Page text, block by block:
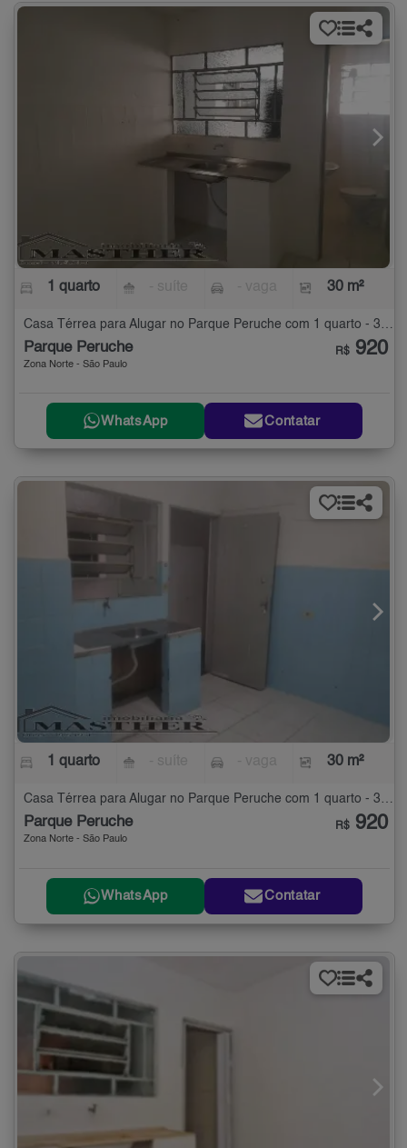
1 quarto 30 m²
Casa Térrea para Alugar no Parque Peruche com 1 quarto - 30 m²
Parque Peruche
Zona Norte - São Paulo
R$ 920
WhatsApp Contatar
1 quarto 30 m²
Casa Térrea para Alugar no Parque Peruche com 1 quarto - 30 m²
Parque Peruche
Zona Norte - São Paulo
R$ 920
WhatsApp Contatar